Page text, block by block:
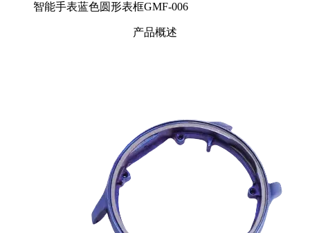
智能手表蓝色圆形表框GMF-006
产品概述